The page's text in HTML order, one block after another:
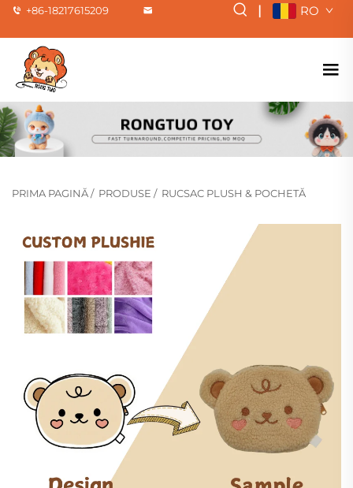
+86-18217615209 | RO
PRIMA PAGINĂ/ PRODUSE / RUCSAC PLUSH & POCHETĂ